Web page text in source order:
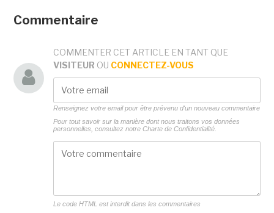
Commentaire
COMMENTER CET ARTICLE EN TANT QUE
VISITEUR OU CONNECTEZ-VOUS
Renseignez votre email pour être prévenu d'un nouveau commentaire
Pour tout savoir sur la manière dont nous traitons vos données
personnelles, consultez notre Charte de Confidentialité.
Le code HTML est interdit dans les commentaires